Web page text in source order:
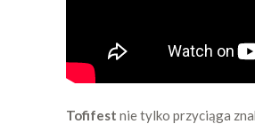
Tofifest nie tylko przyciąga